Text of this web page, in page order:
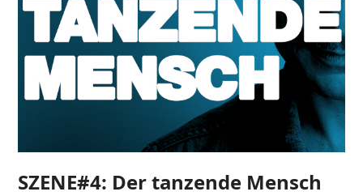
SZENE#4: Der tanzende Mensch